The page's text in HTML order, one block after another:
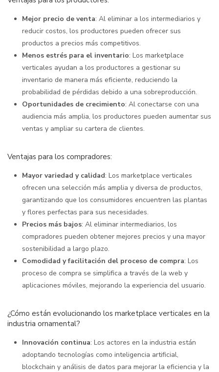
Mejor precio de venta: Al eliminar a los intermediarios y
reducir costos, los productores pueden ofrecer sus
productos a precios más competitivos.
Menos estrés para el inventario: Los marketplace
verticales ayudan a los productores a gestionar su
inventario de manera más eficiente, reduciendo la
probabilidad de pérdidas debido a una sobreproducción.
Oportunidades de crecimiento: Al conectarse con una
audiencia más amplia, los productores pueden aumentar sus
ventas y ampliar su cartera de clientes.
Ventajas para los compradores:
Mayor variedad y calidad: Los marketplace verticales
ofrecen una selección más amplia y diversa de productos,
garantizando que los consumidores encuentren las plantas
y flores perfectas para sus necesidades.
Precios más bajos: Al eliminar intermediarios, los
compradores pueden obtener mejores precios y una mayor
sostenibilidad a largo plazo.
Comodidad y facilitación del proceso de compra: Los
proceso de compra se simplifica a través de la web y
aplicaciones móviles, mejorando la experiencia del usuario.
¿Cómo están evolucionando los marketplace verticales en la
industria ornamental?
Innovación continua: Los actores en la industria están
adoptando tecnologías como inteligencia artificial,
blockchain y análisis de datos para mejorar la eficiencia y la